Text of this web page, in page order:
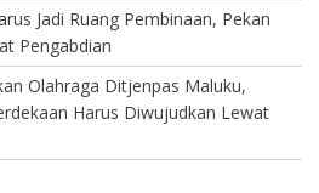
Jadi Ruang Pembinaan, Pekan
Pengabdian
Olahraga Ditjenpas Maluku,
Harus Diwujudkan Lewat